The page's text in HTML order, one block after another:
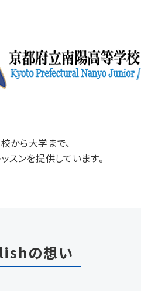
から大学まで、
スンを提供しています。
の想い